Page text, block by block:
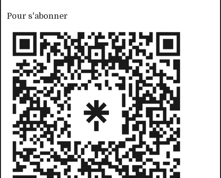
Pour s'abonner